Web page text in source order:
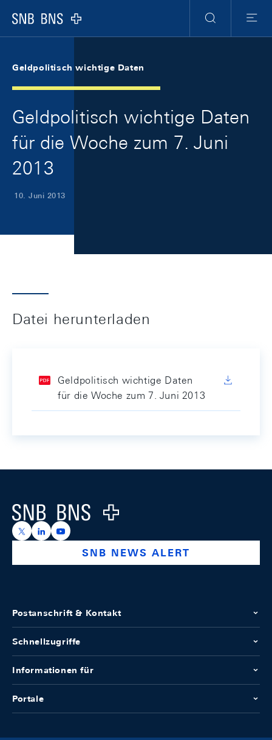
Logo
Suche
Menu
Geldpolitisch wichtige Daten
Geldpolitisch wichtige Daten
für die Woche zum 7. Juni
2013
10. Juni 2013
Datei herunterladen
Geldpolitisch wichtige Daten
für die Woche zum 7. Juni 2013
Logo
https://x.com/snb_bns
https://ch.linkedin.com/company/swiss-national-
https://www.youtube.com/@swissnationalbank
SNB NEWS ALERT
Postanschrift & Kontakt
Schnellzugriffe
Informationen für
Portale